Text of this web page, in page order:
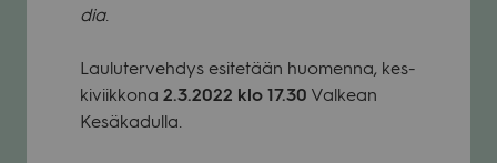
dia.
Lau­lu­ter­veh­dys esi­te­tään huo­menna, kes­
ki­viik­kona 2.3.2022 klo 17.30 Val­kean
Kesä­ka­dulla.